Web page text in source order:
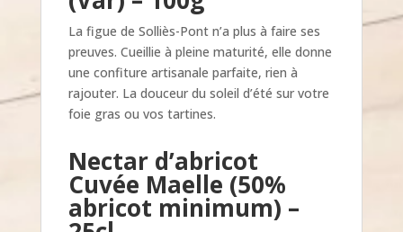
La figue de Solliès-Pont n’a plus à faire ses
preuves. Cueillie à pleine maturité, elle donne
une confiture artisanale parfaite, rien à
rajouter. La douceur du soleil d’été sur votre
foie gras ou vos tartines.
Nectar d’abricot
Cuvée Maelle (50%
abricot minimum) –